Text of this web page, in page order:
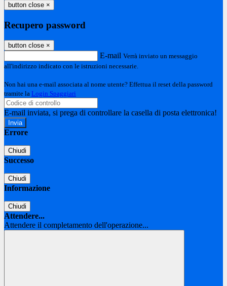
button close ×
Recupero password
button close ×
E-mail Verrà inviato un messaggio
all'indirizzo indicato con le istruzioni necessarie.
Non hai una e-mail associata al nome utente? Effettua il reset della password
tramite la Login Spaggiari
E-mail inviata, si prega di controllare la casella di posta elettronica!
Errore
Chiudi
Successo
Chiudi
Informazione
Chiudi
Attendere...
Attendere il completamento dell'operazione...